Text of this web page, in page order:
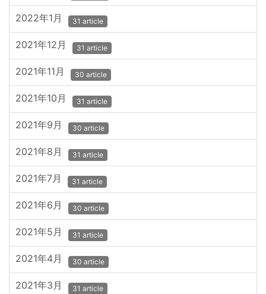
2022年1月 31 article
2021年12月 31 article
2021年11月 30 article
2021年10月 31 article
2021年9月 30 article
2021年8月 31 article
2021年7月 31 article
2021年6月 30 article
2021年5月 31 article
2021年4月 30 article
2021年3月 31 article